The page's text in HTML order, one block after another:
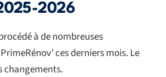
2026
à de nombreuses
ces derniers mois. Le
changements.